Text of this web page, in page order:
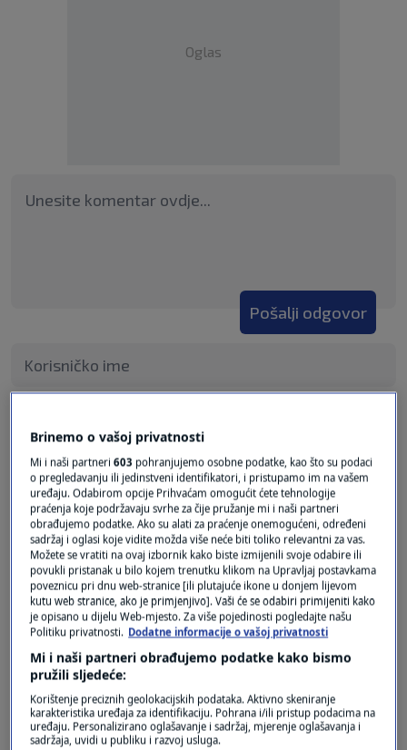
Oglas
Pošalji odgovor
Pošalji
Oglas
Brinemo o vašoj privatnosti
Mi i naši partneri603 pohranjujemo osobne podatke, kao što su podaci
o pregledavanju ili jedinstveni identifikatori, i pristupamo im na vašem
uređaju. Odabirom opcije Prihvaćam omogućit ćete tehnologije
praćenja koje podržavaju svrhe za čije pružanje mi i naši partneri
obrađujemo podatke. Ako su alati za praćenje onemogućeni, određeni
sadržaj i oglasi koje vidite možda više neće biti toliko relevantni za vas.
Možete se vratiti na ovaj izbornik kako biste izmijenili svoje odabire ili
povukli pristanak u bilo kojem trenutku klikom na Upravljaj postavkama
poveznicu pri dnu web-stranice [ili plutajuće ikone u donjem lijevom
kutu web stranice, ako je primjenjivo]. Vaši će se odabiri primijeniti kako
je opisano u dijelu Web-mjesto. Za više pojedinosti pogledajte našu
Politiku privatnosti. Dodatne informacije o vašoj privatnosti
Mi i naši partneri obrađujemo podatke kako bismo
pružili sljedeće:
Korištenje preciznih geolokacijskih podataka. Aktivno skeniranje
karakteristika uređaja za identifikaciju. Pohrana i/ili pristup podacima na
uređaju. Personalizirano oglašavanje i sadržaj, mjerenje oglašavanja i
sadržaja, uvidi u publiku i razvoj usluga.